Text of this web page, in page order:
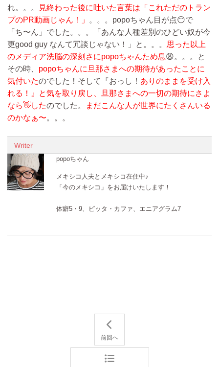
れ。。。
見終わった後に吐いた言葉は「これただのトラン
プのPR動画じゃん！」
。。。popoちゃん目が点😶で
「ち〜ん」でした。。。「あんな人種差別のひどい奴が今
更good guy なんて冗談じゃない！」と。。。 思った以上
のメディア洗脳の深刻さにpopoちゃんため息😩。。。と
その時、 popoちゃんに旦那さまへの期待があったことに
気付いたのでした！そして『おっし！ ありのままを受け入
れる！』と気を取り戻し、旦那さまへの一切の期待にさよ
なら👋したのでした。
まだこんな人が世界にたくさんいる
のかなぁ〜。。。
Writer
popoちゃん
メキシコ人夫とメキシコ在住中♪
「今のメキシコ」をお届けいたします！
体癖5・9、ピッタ・カファ、エニアグラム7
前回へ